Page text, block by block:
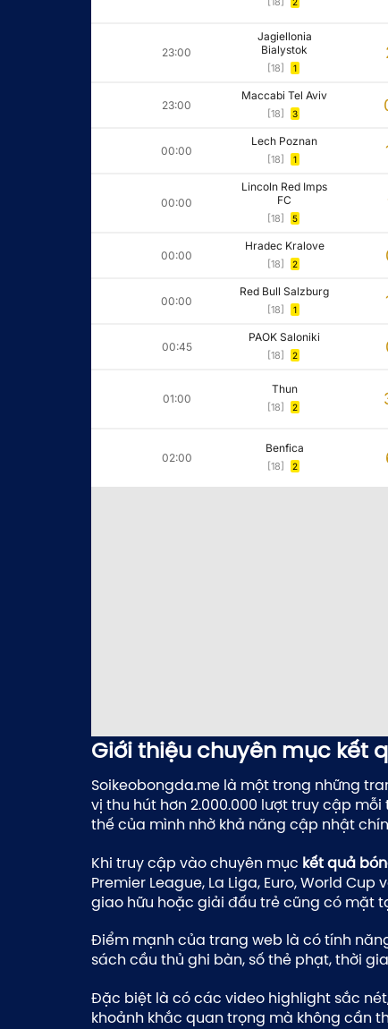
23:00
Jagiellonia
Bialystok
[18] 1
23:00
Maccabi Tel Aviv
[18] 3
00:00
Lech Poznan
[18] 1
00:00
Lincoln Red Imps
FC
[18] 5
00:00
Hradec Kralove
[18] 2
00:00
Red Bull Salzburg
[18] 1
00:45
PAOK Saloniki
[18] 2
01:00
Thun
[18] 2
02:00
Benfica
[18] 2
Giới thiệu chuyên mục kết
Soikeobongda.me là một trong những
vị thu hút hơn 2.000.000 lượt truy cập
thế của mình nhờ khả năng cập nhật
Khi truy cập vào chuyên mục kết quả
Premier League, La Liga, Euro, World
giao hữu hoặc giải đấu trẻ cũng có mặt
Điểm mạnh của trang web là có tính
sách cầu thủ ghi bàn, số thẻ phạt, thời
Đặc biệt là có các video highlight sắc
khoảnh khắc quan trọng mà không cần